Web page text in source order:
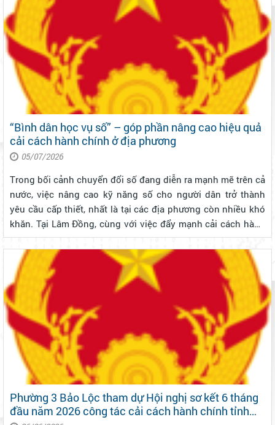
“Bình dân học vụ số” – góp phần nâng cao hiệu quả
cải cách hành chính ở địa phương
05/07/2026
Trong bối cảnh chuyển đổi số đang diễn ra mạnh mẽ trên cả
nước, việc nâng cao kỹ năng số cho người dân trở thành
yêu cầu cấp thiết, nhất là tại các địa phương còn nhiều khó
khăn. Tại Lâm Đồng, cùng với việc đẩy mạnh cải cách hành
chính, khái niệm “Bình dân học vụ số” đang từng bước được
quan tâm tri...
Phường 3 Bảo Lộc tham dự Hội nghị sơ kết 6 tháng
đầu năm 2026 công tác cải cách hành chính tỉnh